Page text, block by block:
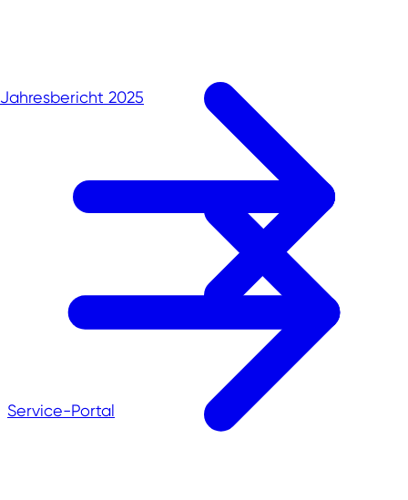
Service-Portal
Jahresbericht 2025